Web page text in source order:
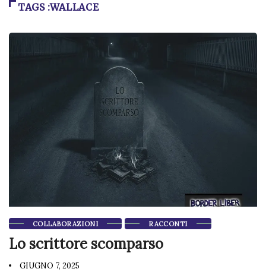
TAGS :WALLACE
COLLABORAZIONI RACCONTI
Lo scrittore scomparso
GIUGNO 7, 2025